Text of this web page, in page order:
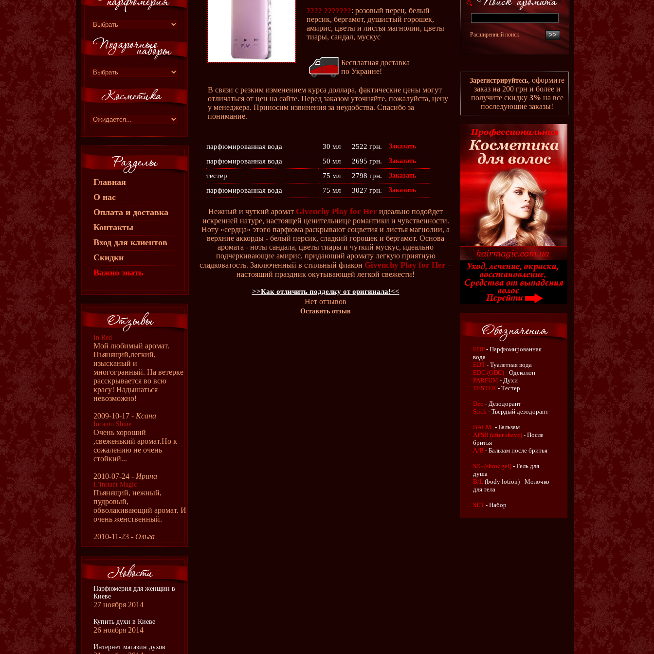
Главная
О нас
Оплата и доставка
Контакты
Вход для клиентов
Скидки
Важно знать
In Red
Мой любимый аромат.
Пьянящий,легкий,
изысканый и
многогранный. На ветерке
расскрывается во всю
красу! Надышаться
невозможно!
2009-10-17 - Ксана
Incanto Shine
Очень хороший
,свеженький аромат.Но к
сожалению не очень
стойкий...
2010-07-24 - Ирина
L'Instant Magic
Пьянящий, нежный,
пудровый,
обволакивающий аромат. И
очень женственный.
2010-11-23 - Ольга
Парфюмерия для женщин в
Киеве
27 ноября 2014
Купить духи в Киеве
26 ноября 2014
Интернет магазин духов
???? ???????: розовый перец, белый
персик, бергамот, душистый горошек,
амирис, цветы и листья магнолии, цветы
тиары, сандал, мускус
Бесплатная доставка
по Украине!
В связи с резким изменением курса доллара, фактические цены могут
отличаться от цен на сайте. Перед заказом уточняйте, пожалуйста, цену
у менеджера. Приносим извинения за неудобства. Спасибо за
понимание.
парфюмированная вода 30 мл 2522 грн. Заказать
парфюмированная вода 50 мл 2695 грн. Заказать
тестер 75 мл 2798 грн. Заказать
парфюмированная вода 75 мл 3027 грн. Заказать
Нежный и чуткий аромат Givenchy Play for Her идеально подойдет
искренней натуре, настоящей ценительнице романтики и чувственности.
Ноту «сердца» этого парфюма раскрывают соцветия и листья магнолии, а
верхние аккорды - белый персик, сладкий горошек и бергамот. Основа
аромата - ноты сандала, цветы тиары и чуткий мускус, идеально
подчеркивающие амирис, придающий аромату легкую приятную
сладковатость. Заключенный в стильный флакон Givenchy Play for Her –
настоящий праздник окутывающей легкой свежести!
>>Как отличить подделку от оригинала!<<
Нет отзывов
Оставить отзыв
Расширенный поиск
Зарегистрируйтесь, оформите
заказ на 200 грн и более и
получите скидку 3% на все
последующие заказы!
EDP - Парфюмированная
вода
EDT - Туалетная вода
EDC (ODC) - Одеколон
PARFUM - Духи
TESTER - Тестер
Deo - Дезодорант
Stick - Твердый дезодорант
BALM - Бальзам
AFSH (after shave) - После
бритья
A/B - Бальзам после бритья
S/G (show gel) - Гель для
душа
B/L (body lotion) - Молочко
для тела
SET - Набор